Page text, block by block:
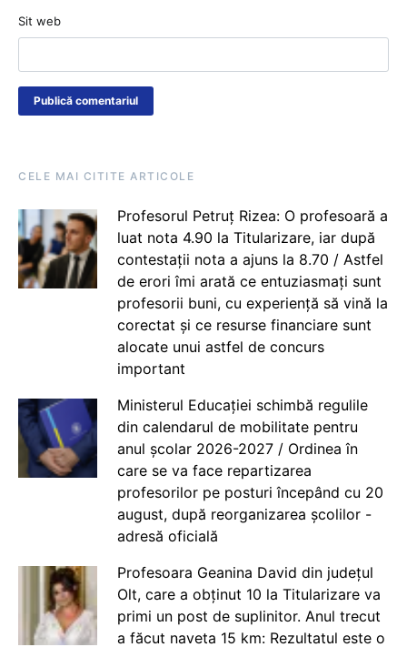
Sit web
CELE MAI CITITE ARTICOLE
Profesorul Petruț Rizea: O profesoară a
luat nota 4.90 la Titularizare, iar după
contestații nota a ajuns la 8.70 / Astfel
de erori îmi arată ce entuziasmați sunt
profesorii buni, cu experiență să vină la
corectat și ce resurse financiare sunt
alocate unui astfel de concurs
important
Ministerul Educației schimbă regulile
din calendarul de mobilitate pentru
anul școlar 2026-2027 / Ordinea în
care se va face repartizarea
profesorilor pe posturi începând cu 20
august, după reorganizarea școlilor -
adresă oficială
Profesoara Geanina David din județul
Olt, care a obținut 10 la Titularizare va
primi un post de suplinitor. Anul trecut
a făcut naveta 15 km: Rezultatul este o